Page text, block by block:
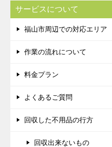
サービスについて
福山市周辺での対応エリア
作業の流れについて
料金プラン
よくあるご質問
回収した不用品の行方
回収出来ないもの